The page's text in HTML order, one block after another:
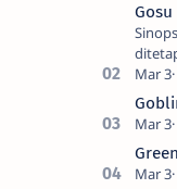
Gosu
Sinopsis : Seorang
kuat